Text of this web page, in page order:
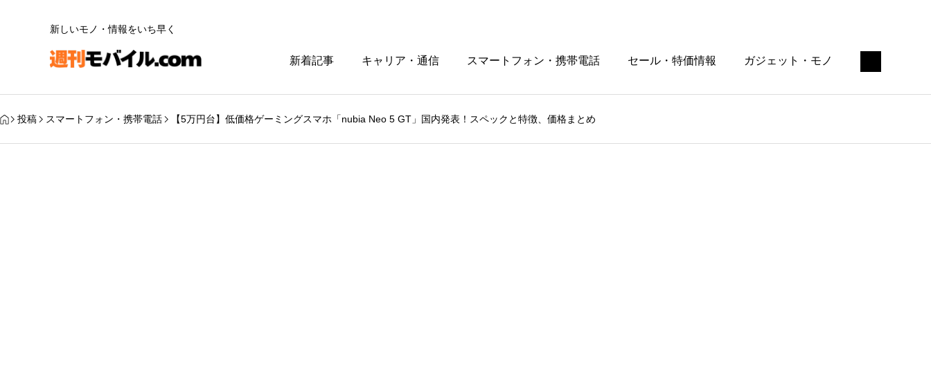
新しいモノ・情報をいち早く
新着記事 キャリア・通信 スマートフォン・携帯電話 セール・特価情報 ガジェット・モノ
投稿 スマートフォン・携帯電話 【5万円台】低価格ゲーミングスマホ「nubia Neo 5 GT」国内発表！スペックと特徴、価格まとめ